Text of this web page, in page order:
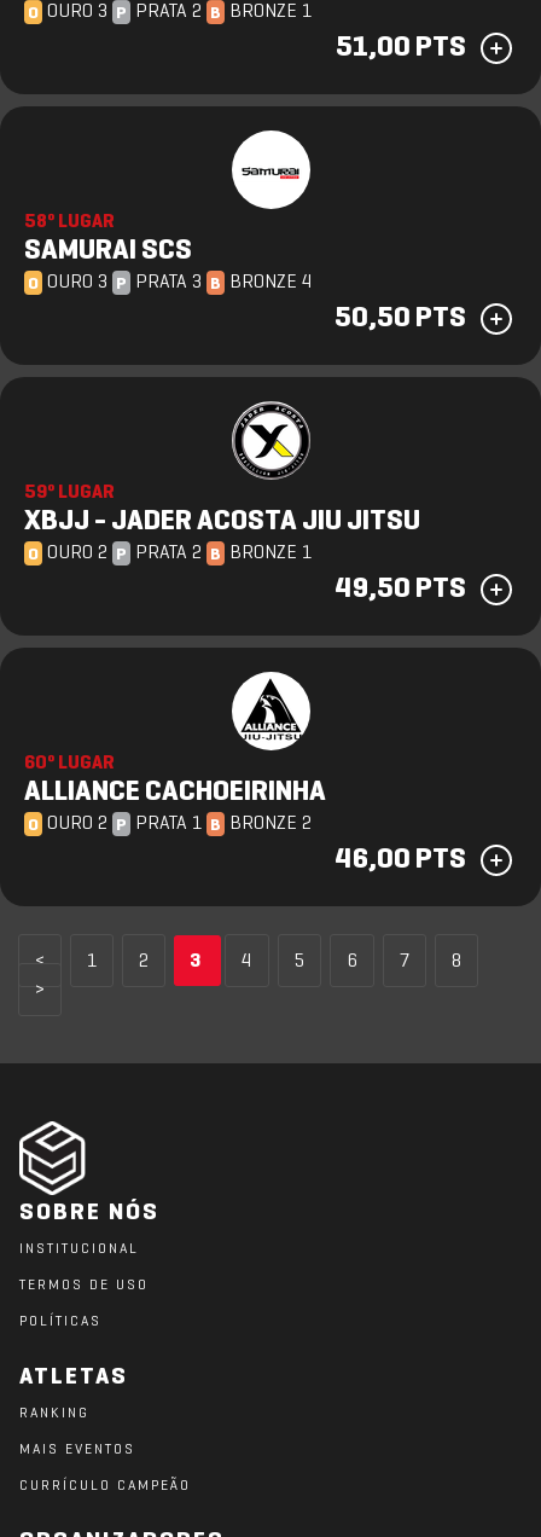
O OURO 3 P PRATA 2 B BRONZE 1
51,00 PTS
58º LUGAR
SAMURAI SCS
O OURO 3 P PRATA 3 B BRONZE 4
50,50 PTS
59º LUGAR
XBJJ - JADER ACOSTA JIU JITSU
O OURO 2 P PRATA 2 B BRONZE 1
49,50 PTS
60º LUGAR
ALLIANCE CACHOEIRINHA
O OURO 2 P PRATA 1 B BRONZE 2
46,00 PTS
< 1 2 3 4 5 6 7
8
>
SOBRE NÓS
INSTITUCIONAL
TERMOS DE USO
POLÍTICAS
ATLETAS
RANKING
MAIS EVENTOS
CURRÍCULO CAMPEÃO